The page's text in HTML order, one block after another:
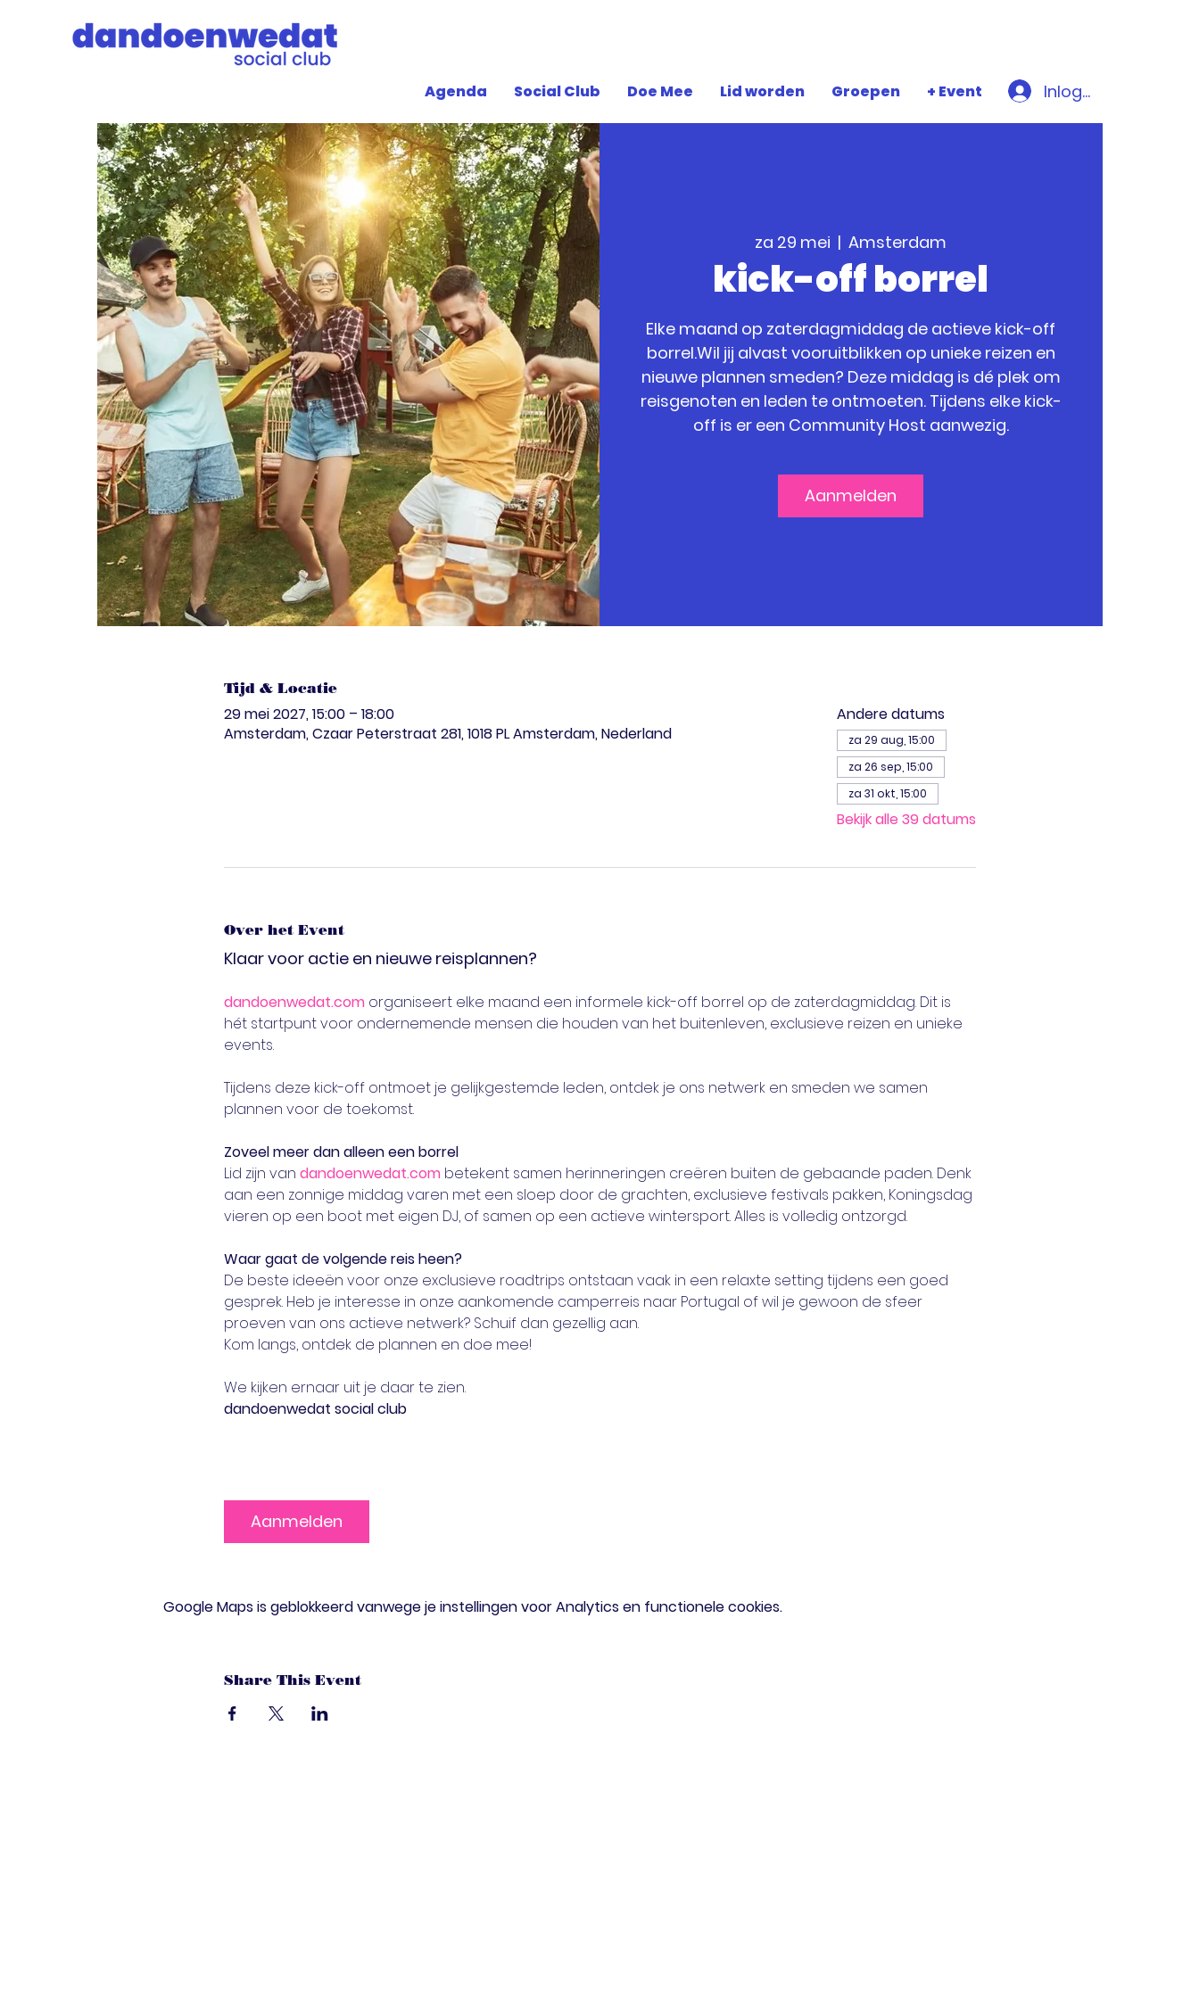
Agenda Social Club Doe Mee Lid worden Groepen + Event Inloggen
za 29 mei
  |
Amsterdam
kick-off borrel
Elke maand op zaterdagmiddag de actieve kick-off
borrel.Wil jij alvast vooruitblikken op unieke reizen en
nieuwe plannen smeden? Deze middag is dé plek om
reisgenoten en leden te ontmoeten. Tijdens elke kick-
off is er een Community Host aanwezig.
Aanmelden
Tijd & Locatie
29 mei 2027, 15:00 – 18:00
Amsterdam, Czaar Peterstraat 281, 1018 PL Amsterdam, Nederland
Andere datums
za 29 aug, 15:00
za 26 sep, 15:00
za 31 okt, 15:00
Bekijk alle 39 datums
Over het Event
Klaar voor actie en nieuwe reisplannen?
dandoenwedat.com organiseert elke maand een informele kick-off borrel op de zaterdagmiddag. Dit is
hét startpunt voor ondernemende mensen die houden van het buitenleven, exclusieve reizen en unieke
events.
Tijdens deze kick-off ontmoet je gelijkgestemde leden, ontdek je ons netwerk en smeden we samen
plannen voor de toekomst.
Zoveel meer dan alleen een borrel
Lid zijn van dandoenwedat.com betekent samen herinneringen creëren buiten de gebaande paden. Denk
aan een zonnige middag varen met een sloep door de grachten, exclusieve festivals pakken, Koningsdag
vieren op een boot met eigen DJ, of samen op een actieve wintersport. Alles is volledig ontzorgd.
Waar gaat de volgende reis heen?
De beste ideeën voor onze exclusieve roadtrips ontstaan vaak in een relaxte setting tijdens een goed
gesprek. Heb je interesse in onze aankomende camperreis naar Portugal of wil je gewoon de sfeer
proeven van ons actieve netwerk? Schuif dan gezellig aan.
Kom langs, ontdek de plannen en doe mee!
We kijken ernaar uit je daar te zien.
dandoenwedat social club
Aanmelden
Google Maps is geblokkeerd vanwege je instellingen voor Analytics en functionele cookies.
Share This Event